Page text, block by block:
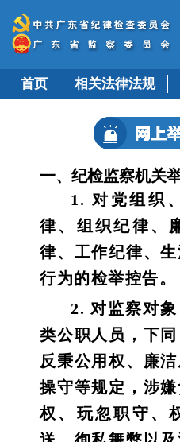
首页 相关法律法规
一、纪检监察机关
1. 对党组织
律、组织纪律、
律、工作纪律、
行为的检举控告。
2. 对监察对
类公职人员，下
反秉公用权、廉
操守等规定，涉
权、玩忽职守、